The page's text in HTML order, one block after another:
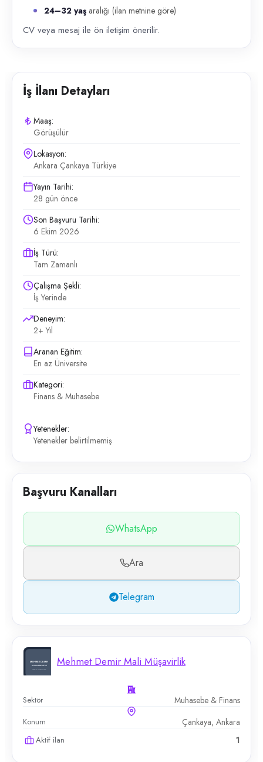
24–32 yaş aralığı (ilan metnine göre)
CV veya mesaj ile ön iletişim önerilir.
İş İlanı Detayları
Maaş:
Görüşülür
Lokasyon:
Ankara Çankaya Türkiye
Yayın Tarihi:
28 gün önce
Son Başvuru Tarihi:
6 Ekim 2026
İş Türü:
Tam Zamanlı
Çalışma Şekli:
İş Yerinde
Deneyim:
2+ Yıl
Aranan Eğitim:
En az Üniversite
Kategori:
Finans & Muhasebe
Yetenekler:
Yetenekler belirtilmemiş
Başvuru Kanalları
WhatsApp
Ara
Telegram
Mehmet Demir Mali Müşavirlik
Sektör Muhasebe & Finans
Konum Çankaya, Ankara
Aktif ilan 1